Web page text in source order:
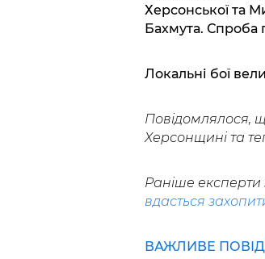
Херсонської та
Бахмута. Спроба
Локальні бої
Повідомлялося,
Херсонщині та
Раніше експерти
вдасться
ВАЖЛИВЕ